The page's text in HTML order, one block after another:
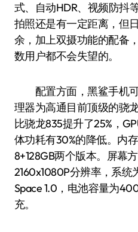
式、自动HDR、视频防抖
拍照还是有一定距离，但
余，加上双摄功能的配备
数用户都不会失望的。
配置方面，黑鲨手机可
理器为高通目前顶级的骁
比骁龙835提升了25%，
体功耗有30%的降低。内
8+128GB两个版本。屏幕
2160x1080P分辨率，系
Space 1.0，电池容量为
充。